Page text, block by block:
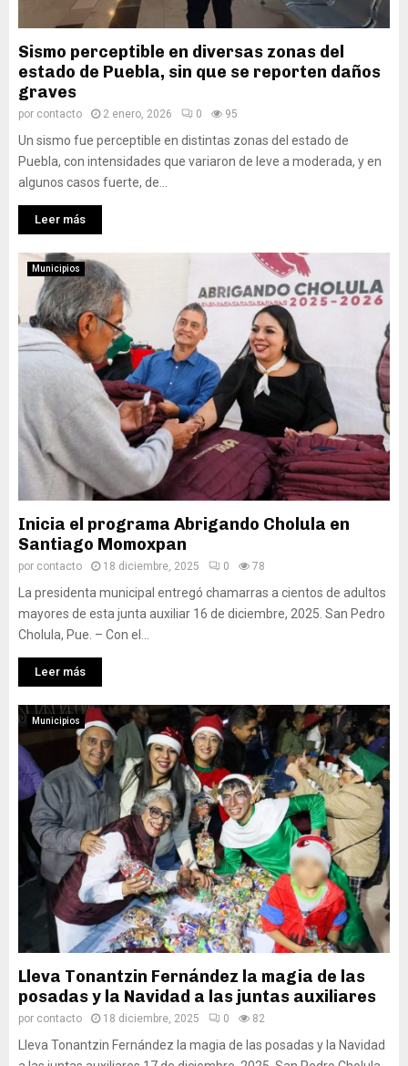
Sismo perceptible en diversas zonas del
estado de Puebla, sin que se reporten daños
graves
por contacto 2 enero, 2026 0 95
Un sismo fue perceptible en distintas zonas del estado de
Puebla, con intensidades que variaron de leve a moderada, y en
algunos casos fuerte, de...
Leer más
Municipios
Inicia el programa Abrigando Cholula en
Santiago Momoxpan
por contacto 18 diciembre, 2025 0 78
La presidenta municipal entregó chamarras a cientos de adultos
mayores de esta junta auxiliar 16 de diciembre, 2025. San Pedro
Cholula, Pue. – Con el...
Leer más
Municipios
Lleva Tonantzin Fernández la magia de las
posadas y la Navidad a las juntas auxiliares
por contacto 18 diciembre, 2025 0 82
Lleva Tonantzin Fernández la magia de las posadas y la Navidad